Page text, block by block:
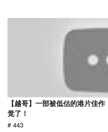
【越哥】一部被低估的港片佳
觉了！
# 443